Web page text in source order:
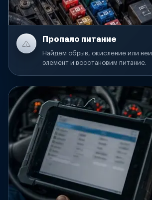
Пропало питание
Найдем обрыв, окисление или
элемент и восстановим питание.